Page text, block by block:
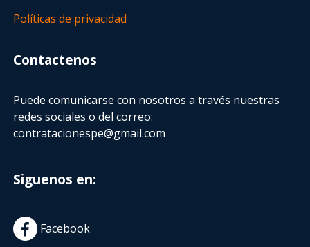
Políticas de privacidad
Contactenos
Puede comunicarse con nosotros a través nuestras
redes sociales o del correo:
contratacionespe@gmail.com
Siguenos en:
Facebook